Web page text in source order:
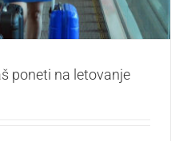
poneti na letovanje